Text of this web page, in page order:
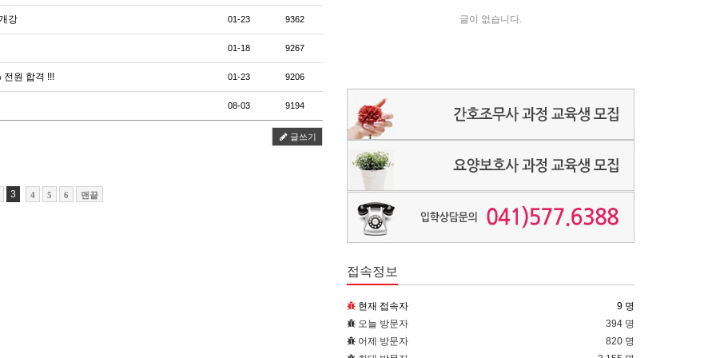
강 01-23 9362
01-18 9267
전원 합격 !!! 01-23 9206
08-03 9194
글쓰기
3 4 5 6 맨끝
글이 없습니다.
접속정보
현재 접속자
9 명
오늘 방문자
394 명
어제 방문자
820 명